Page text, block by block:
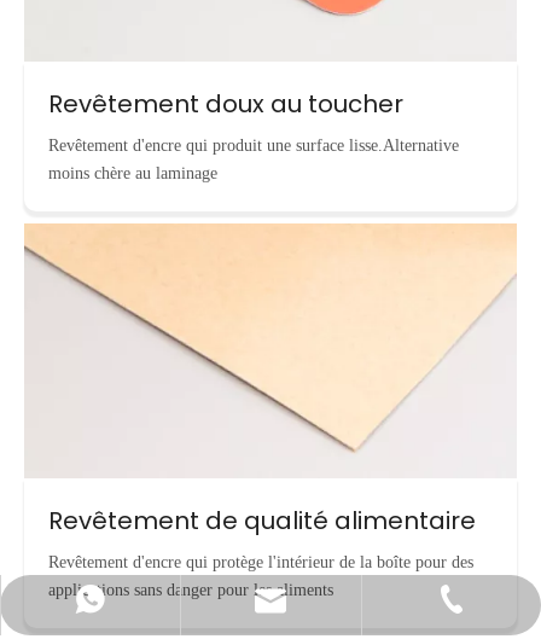
Revêtement doux au toucher
Revêtement d'encre qui produit une surface lisse.Alternative
moins chère au laminage
Revêtement de qualité alimentaire
Revêtement d'encre qui protège l'intérieur de la boîte pour des
applications sans danger pour les aliments
Contacter par WhatsApp
info@cnecopackaging.com
+86-15221732206